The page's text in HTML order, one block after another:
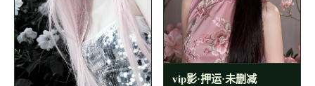
vip影·押运·未删减